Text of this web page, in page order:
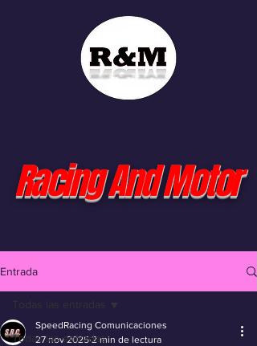
Racing And Motor
Entrada
Todas las entradas
Todas las entradas
SpeedRacing Comunicaciones
27 nov 2025 2 min de lectura